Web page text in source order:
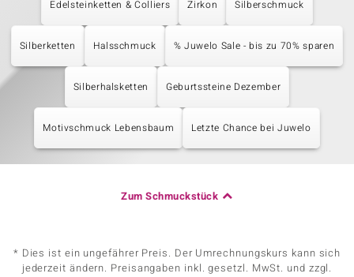
Edelsteinketten & Colliers Zirkon Silberschmuck
Silberketten Halsschmuck % Juwelo Sale - bis zu 70% sparen
Silberhalsketten Geburtssteine Dezember
Motivschmuck Lebensbaum Letzte Chance bei Juwelo
Zum Schmuckstück
* Dies ist ein ungefährer Preis. Der Umrechnungskurs kann sich
jederzeit ändern. Preisangaben inkl. gesetzl. MwSt. und zzgl.